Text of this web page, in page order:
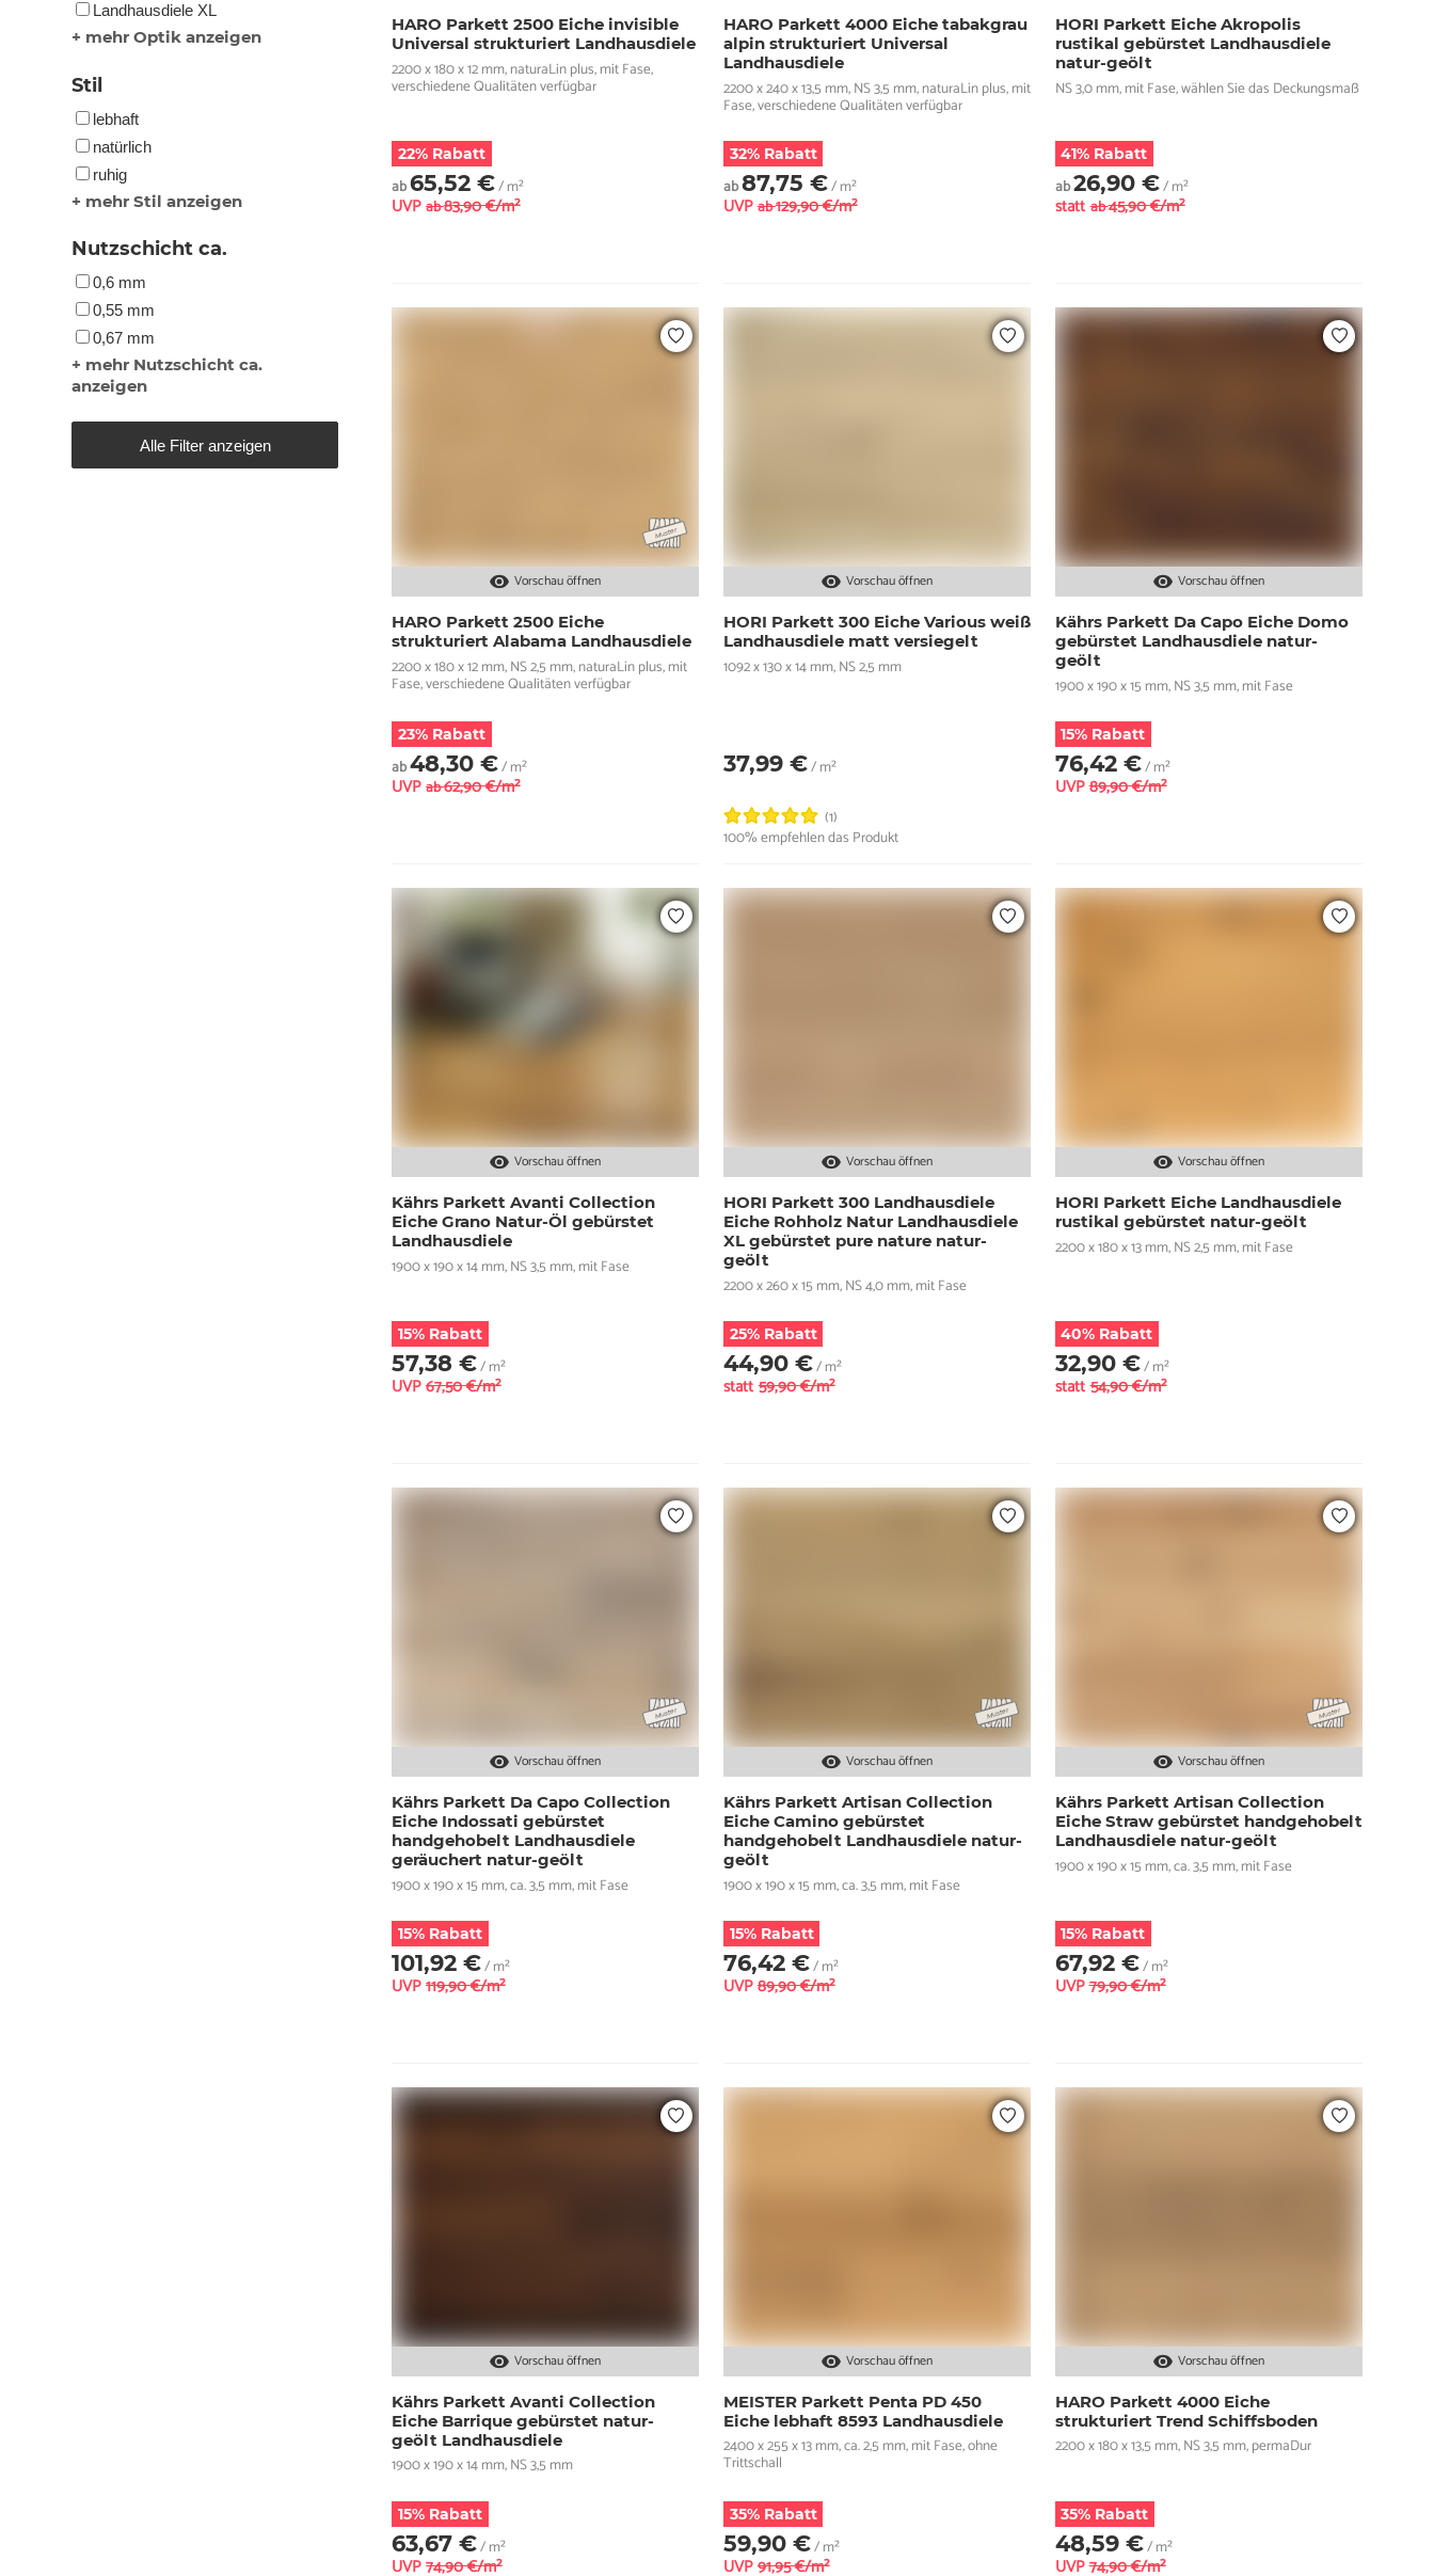
Landhausdiele XL
+ mehr Optik anzeigen
Stil
lebhaft
natürlich
ruhig
+ mehr Stil anzeigen
Nutzschicht ca.
0,6 mm
0,55 mm
0,67 mm
+ mehr Nutzschicht ca.
anzeigen
Alle Filter anzeigen
HARO Parkett 2500 Eiche invisible
Universal strukturiert Landhausdiele
2200 x 180 x 12 mm, naturaLin plus, mit Fase,
verschiedene Qualitäten verfügbar
22% Rabatt
ab65,52 €/ m²
UVP ab83,90 €/m²
HARO Parkett 4000 Eiche tabakgrau
alpin strukturiert Universal
Landhausdiele
2200 x 240 x 13,5 mm, NS 3,5 mm, naturaLin plus, mit
Fase, verschiedene Qualitäten verfügbar
32% Rabatt
ab87,75 €/ m²
UVP ab129,90 €/m²
HORI Parkett Eiche Akropolis
rustikal gebürstet Landhausdiele
natur-geölt
NS 3,0 mm, mit Fase, wählen Sie das Deckungsmaß
41% Rabatt
ab26,90 €/ m²
statt ab45,90 €/m²
Vorschau öffnen
HARO Parkett 2500 Eiche
strukturiert Alabama Landhausdiele
2200 x 180 x 12 mm, NS 2,5 mm, naturaLin plus, mit
Fase, verschiedene Qualitäten verfügbar
23% Rabatt
ab48,30 €/ m²
UVP ab62,90 €/m²
Vorschau öffnen
HORI Parkett 300 Eiche Various weiß
Landhausdiele matt versiegelt
1092 x 130 x 14 mm, NS 2,5 mm
37,99 €/ m²
(1)
100% empfehlen das Produkt
Vorschau öffnen
Kährs Parkett Da Capo Eiche Domo
gebürstet Landhausdiele natur-
geölt
1900 x 190 x 15 mm, NS 3,5 mm, mit Fase
15% Rabatt
76,42 €/ m²
UVP 89,90 €/m²
Vorschau öffnen
Kährs Parkett Avanti Collection
Eiche Grano Natur-Öl gebürstet
Landhausdiele
1900 x 190 x 14 mm, NS 3,5 mm, mit Fase
15% Rabatt
57,38 €/ m²
UVP 67,50 €/m²
Vorschau öffnen
HORI Parkett 300 Landhausdiele
Eiche Rohholz Natur Landhausdiele
XL gebürstet pure nature natur-
geölt
2200 x 260 x 15 mm, NS 4,0 mm, mit Fase
25% Rabatt
44,90 €/ m²
statt 59,90 €/m²
Vorschau öffnen
HORI Parkett Eiche Landhausdiele
rustikal gebürstet natur-geölt
2200 x 180 x 13 mm, NS 2,5 mm, mit Fase
40% Rabatt
32,90 €/ m²
statt 54,90 €/m²
Vorschau öffnen
Kährs Parkett Da Capo Collection
Eiche Indossati gebürstet
handgehobelt Landhausdiele
geräuchert natur-geölt
1900 x 190 x 15 mm, ca. 3,5 mm, mit Fase
15% Rabatt
101,92 €/ m²
UVP 119,90 €/m²
Vorschau öffnen
Kährs Parkett Artisan Collection
Eiche Camino gebürstet
handgehobelt Landhausdiele natur-
geölt
1900 x 190 x 15 mm, ca. 3,5 mm, mit Fase
15% Rabatt
76,42 €/ m²
UVP 89,90 €/m²
Vorschau öffnen
Kährs Parkett Artisan Collection
Eiche Straw gebürstet handgehobelt
Landhausdiele natur-geölt
1900 x 190 x 15 mm, ca. 3,5 mm, mit Fase
15% Rabatt
67,92 €/ m²
UVP 79,90 €/m²
Vorschau öffnen
Kährs Parkett Avanti Collection
Eiche Barrique gebürstet natur-
geölt Landhausdiele
1900 x 190 x 14 mm, NS 3,5 mm
15% Rabatt
63,67 €/ m²
UVP 74,90 €/m²
Vorschau öffnen
MEISTER Parkett Penta PD 450
Eiche lebhaft 8593 Landhausdiele
2400 x 255 x 13 mm, ca. 2,5 mm, mit Fase, ohne
Trittschall
35% Rabatt
59,90 €/ m²
UVP 91,95 €/m²
Vorschau öffnen
HARO Parkett 4000 Eiche
strukturiert Trend Schiffsboden
2200 x 180 x 13,5 mm, NS 3,5 mm, permaDur
35% Rabatt
48,59 €/ m²
UVP 74,90 €/m²